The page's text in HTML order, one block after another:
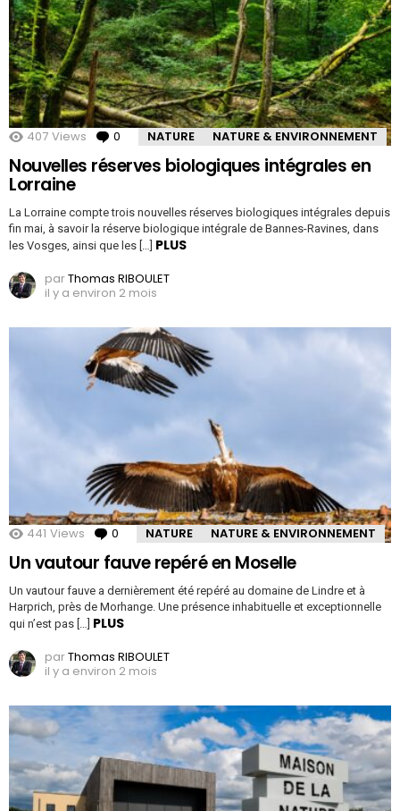
407 Views 0 Comments
NATURE NATURE & ENVIRONNEMENT
Nouvelles réserves biologiques intégrales en
Lorraine
La Lorraine compte trois nouvelles réserves biologiques intégrales depuis
fin mai, à savoir la réserve biologique intégrale de Bannes-Ravines, dans
les Vosges, ainsi que les […] PLUS
parThomas RIBOULET
il y a environ 2 mois
441 Views 0 Comments
NATURE NATURE & ENVIRONNEMENT
Un vautour fauve repéré en Moselle
Un vautour fauve a dernièrement été repéré au domaine de Lindre et à
Harprich, près de Morhange. Une présence inhabituelle et exceptionnelle
qui n’est pas […] PLUS
parThomas RIBOULET
il y a environ 2 mois